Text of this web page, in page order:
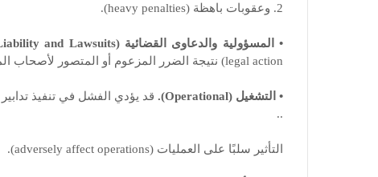
2. وعقوبات باهظة (heavy penalties).
• المسؤولية والدعاوى القضائية (Liability and Lawsuits).
legal action) نتيجة الضرر المزعوم أو المتصور لأصحاب المصلحة.
• التشغيل (Operational).
..
التأثير سلبًا على العمليات (adversely affect operations).